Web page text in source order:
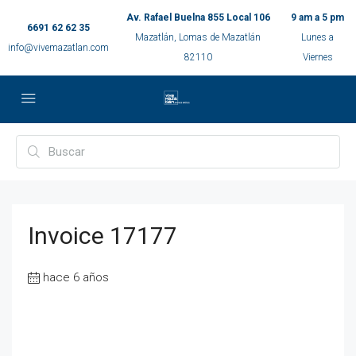
6691 62 62 35
info@vivemazatlan.com
Av. Rafael Buelna 855 Local 106
Mazatlán, Lomas de Mazatlán
82110
9 am a 5 pm
Lunes a
Viernes
Invoice 17177
hace 6 años